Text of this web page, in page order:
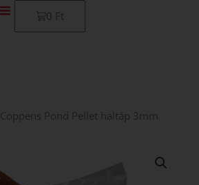
0 Ft
Kosár
Coppens Pond Pellet haltáp 3mm